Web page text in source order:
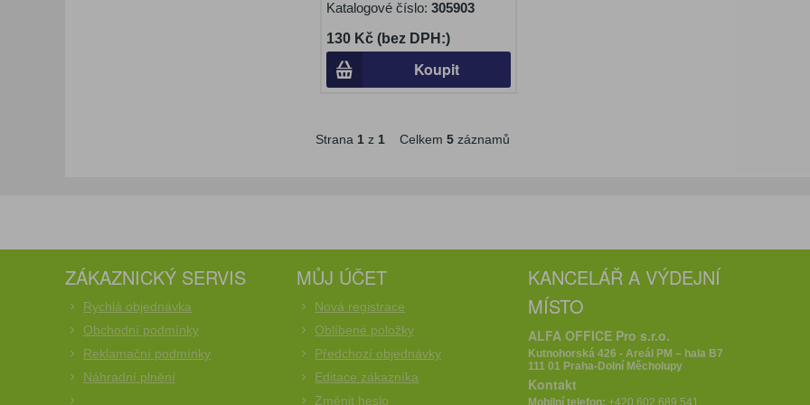
Katalogové číslo: 305903
130 Kč (bez DPH:)
Koupit
Strana 1z 1Celkem 5záznamů
ZÁKAZNICKÝ SERVIS
Rychlá objednávka
Obchodní podmínky
Reklamační podmínky
Náhradní plnění
MŮJ ÚČET
Nová registrace
Oblíbené položky
Předchozí objednávky
Editace zákazníka
Změnit heslo
KANCELÁŘ A VÝDEJNÍ
MÍSTO
ALFA OFFICE Pro s.r.o.
Kutnohorská 426 - Areál PM – hala B7
111 01 Praha-Dolní Měcholupy
Kontakt
Mobilní telefon:+420 602 689 541